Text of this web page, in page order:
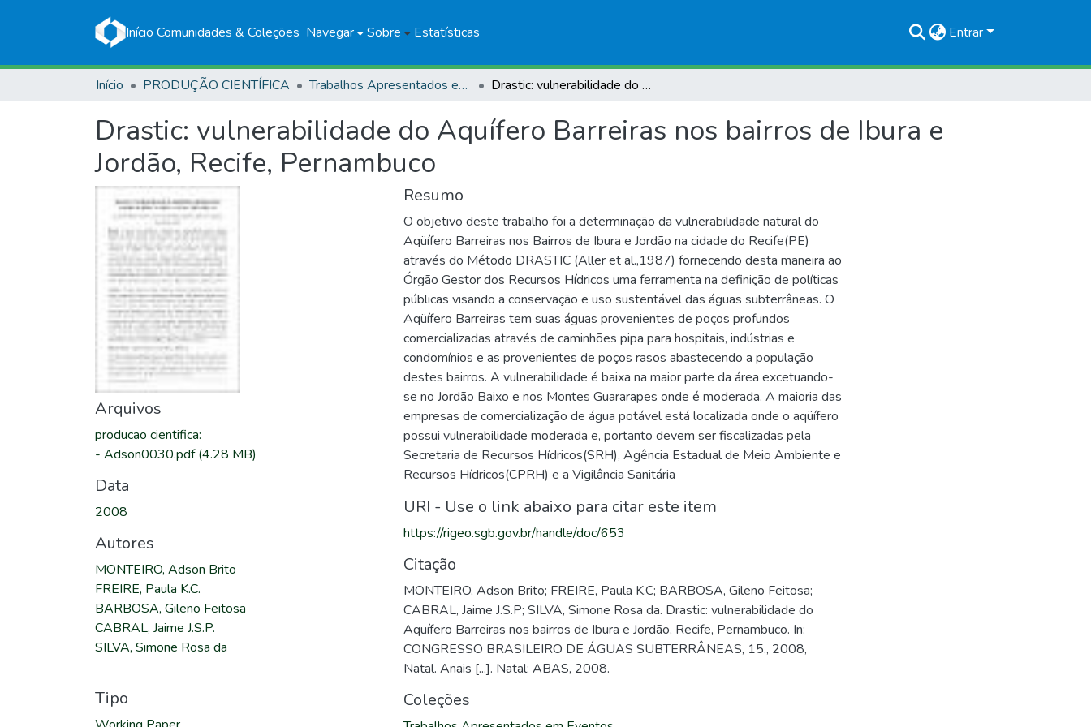
Início Comunidades & Coleções Navegar Sobre Estatísticas Entrar
Início PRODUÇÃO CIENTÍFICA Trabalhos Apresentados em Eventos Drastic: vulnerabilidade do Aquífero Barreiras nos bairros de Ibura e Jordão, Recife, Pernambuco
Drastic: vulnerabilidade do Aquífero Barreiras nos bairros de Ibura e
Jordão, Recife, Pernambuco
Arquivos
producao cientifica:
- Adson0030.pdf(4.28 MB)
Data
2008
Autores
MONTEIRO, Adson Brito
FREIRE, Paula K.C.
BARBOSA, Gileno Feitosa
CABRAL, Jaime J.S.P.
SILVA, Simone Rosa da
Tipo
Resumo
O objetivo deste trabalho foi a determinação da vulnerabilidade natural do
Aqüífero Barreiras nos Bairros de Ibura e Jordão na cidade do Recife(PE)
através do Método DRASTIC (Aller et al.,1987) fornecendo desta maneira ao
Órgão Gestor dos Recursos Hídricos uma ferramenta na definição de políticas
públicas visando a conservação e uso sustentável das águas subterrâneas. O
Aqüífero Barreiras tem suas águas provenientes de poços profundos
comercializadas através de caminhões pipa para hospitais, indústrias e
condomínios e as provenientes de poços rasos abastecendo a população
destes bairros. A vulnerabilidade é baixa na maior parte da área excetuando-
se no Jordão Baixo e nos Montes Guararapes onde é moderada. A maioria das
empresas de comercialização de água potável está localizada onde o aqüífero
possui vulnerabilidade moderada e, portanto devem ser fiscalizadas pela
Secretaria de Recursos Hídricos(SRH), Agência Estadual de Meio Ambiente e
Recursos Hídricos(CPRH) e a Vigilância Sanitária
URI - Use o link abaixo para citar este item
https://rigeo.sgb.gov.br/handle/doc/653
Citação
MONTEIRO, Adson Brito; FREIRE, Paula K.C; BARBOSA, Gileno Feitosa;
CABRAL, Jaime J.S.P; SILVA, Simone Rosa da. Drastic: vulnerabilidade do
Aquífero Barreiras nos bairros de Ibura e Jordão, Recife, Pernambuco. In:
CONGRESSO BRASILEIRO DE ÁGUAS SUBTERRÂNEAS, 15., 2008,
Natal. Anais [...]. Natal: ABAS, 2008.
Coleções